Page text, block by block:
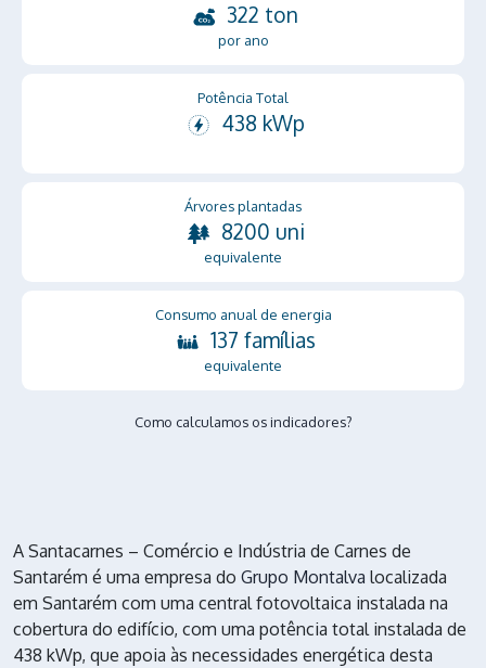
322 ton
por ano
Potência Total
438 kWp
Árvores plantadas
8200 uni
equivalente
Consumo anual de energia
137 famílias
equivalente
Como calculamos os indicadores?
A Santacarnes – Comércio e Indústria de Carnes de
Santarém é uma empresa do Grupo Montalva localizada
em Santarém com uma central fotovoltaica instalada na
cobertura do edifício, com uma potência total instalada de
438 kWp, que apoia às necessidades energética desta